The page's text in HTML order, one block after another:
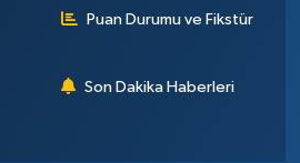
Puan Durumu ve Fikstür
Son Dakika Haberleri